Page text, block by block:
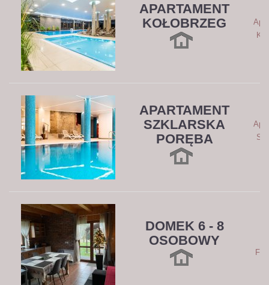
APARTAMENT
KOŁOBRZEG
APARTAMENT
SZKLARSKA
PORĘBA
DOMEK 6 - 8
OSOBOWY